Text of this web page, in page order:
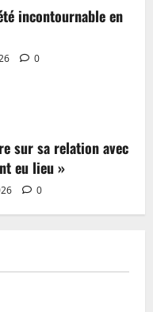
incontournable en
0
sur sa relation avec
eu lieu »
0